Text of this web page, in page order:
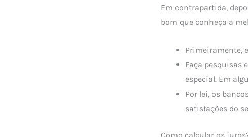
Em contrapartida,
bom que conheça a
Primeiramente,
Faça pesquisas
especial. Em
Por lei, os
satisfações do